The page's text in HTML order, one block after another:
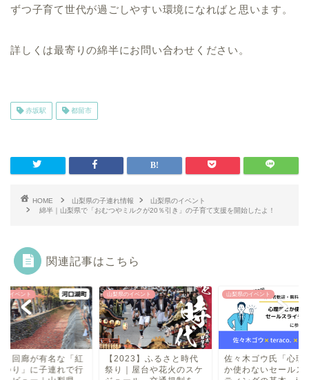
ずつ子育て世代が過ごしやすい環境になればと思います。
詳しくは最寄りの綿半にお問い合わせください。
赤坂駅 都留市
HOME 山梨県の子連れ情報
山梨県のイベント
綿半｜山梨県で「おむつやミルクが20％引き」の子育て支援を開始したよ！
関連記事はこちら
山梨県のイベント
【2023】ふるさと時代
祭り｜屋台や花火のスケ
山梨県のイベント
佐々木ゴウ氏「心理学と
か使わないセールスライ
山梨県のイベント
もみじ回廊が
葉まつり」に